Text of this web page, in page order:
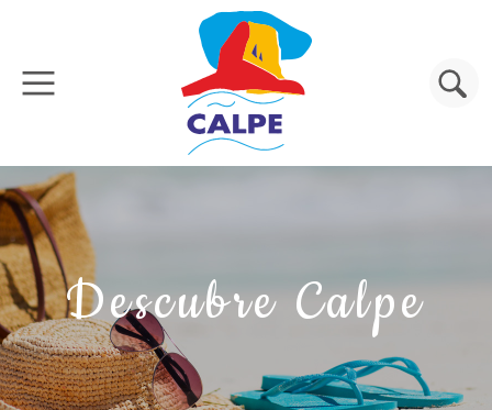
Pasar al contenido principal
Buscar
Descubre Calpe